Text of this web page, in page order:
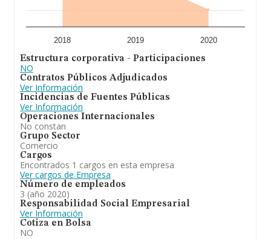
2018 2019 2020
Estructura corporativa - Participaciones
NO
Contratos Públicos Adjudicados
Ver Información
Incidencias de Fuentes Públicas
Ver Información
Operaciones Internacionales
No constan
Grupo Sector
Comercio
Cargos
Encontrados 1 cargos en esta empresa
Ver cargos de Empresa
Número de empleados
3 (año 2020)
Responsabilidad Social Empresarial
Ver Información
Cotiza en Bolsa
NO